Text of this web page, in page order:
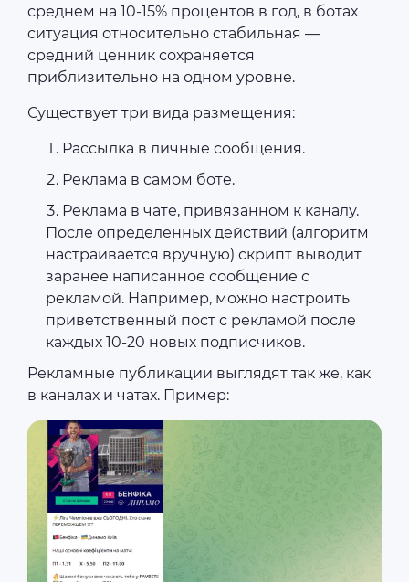
среднем на 10-15% процентов в год, в ботах
ситуация относительно стабильная —
средний ценник сохраняется
приблизительно на одном уровне.
Существует три вида размещения:
Рассылка в личные сообщения.
Реклама в самом боте.
Реклама в чате, привязанном к каналу.
После определенных действий (алгоритм
настраивается вручную) скрипт выводит
заранее написанное сообщение с
рекламой. Например, можно настроить
приветственный пост с рекламой после
каждых 10-20 новых подписчиков.
Рекламные публикации выглядят так же, как
в каналах и чатах. Пример: